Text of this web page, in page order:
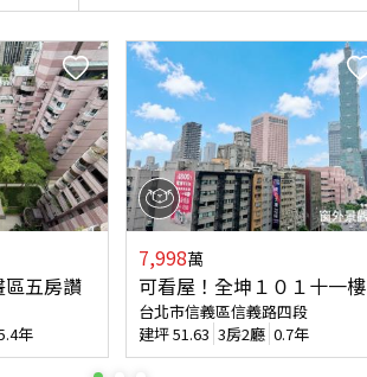
區五房讚
年
7,998萬
可看屋！全坤１０１十一樓
台北市信義區信義路四段
建坪51.63 3房2廳 0.7年